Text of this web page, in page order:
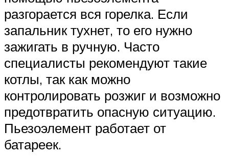
разгорается вся горелка. Если
запальник тухнет, то его нужно
зажигать в ручную. Часто
специалисты рекомендуют такие
котлы, так как можно
контролировать розжиг и возможно
предотвратить опасную ситуацию.
Пьезоэлемент работает от
батареек.